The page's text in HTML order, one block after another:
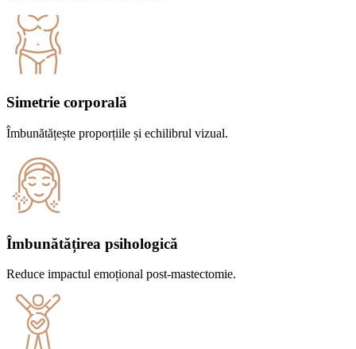
Simetrie corporală
Îmbunătățește proporțiile și echilibrul vizual.
Îmbunătățirea psihologică
Reduce impactul emoțional post-mastectomie.